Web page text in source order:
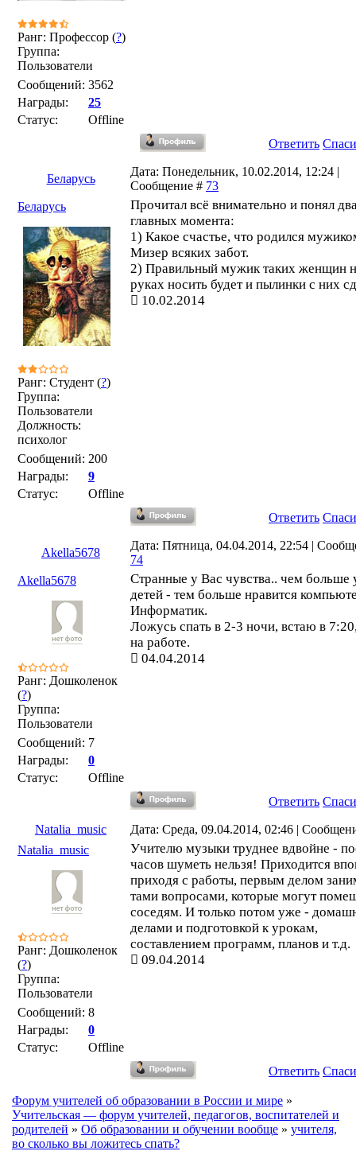
Ранг: Профессор (?)
Группа:
Пользователи
Сообщений: 3562
Награды:
25
Статус:
Offline
Ответить
Беларусь
Дата: Понедельник, 10.02.2014, 12:24 |
Сообщение # 73
Беларусь
Ранг: Студент (?)
Группа:
Пользователи
Должность:
психолог
Сообщений: 200
Награды:
9
Статус:
Offline
Прочитал всё внимательно и понял
главных момента:
1) Какое счастье, что родился
Мизер всяких забот.
2) Правильный мужик таких женщин
руках носить будет и пылинки с них
10.02.2014
Ответить
Akella5678
Дата: Пятница, 04.04.2014, 22:54 |
74
Akella5678
Ранг: Дошколенок
(?)
Группа:
Пользователи
Сообщений: 7
Награды:
0
Статус:
Offline
Странные у Вас чувства.. чем больше
детей - тем больше нравится
Информатик.
Ложусь спать в 2-3 ночи, встаю в
на работе.
04.04.2014
Ответить
Natalia_music
Дата: Среда, 09.04.2014, 02:46 |
Natalia_music
Ранг: Дошколенок
(?)
Группа:
Пользователи
Сообщений: 8
Награды:
0
Статус:
Offline
Учителю музыки труднее вдвойне -
часов шуметь нельзя! Приходится
приходя с работы, первым делом
тами вопросами, которые могут
соседям. И только потом уже -
делами и подготовкой к урокам,
составлением программ, планов и т.д.
09.04.2014
Ответить
Форум учителей об образовании в России и мире »
Учительская — форум учителей, педагогов, воспитателей и
родителей » Об образовании и обучении вообще » учителя,
во сколько вы ложитесь спать?